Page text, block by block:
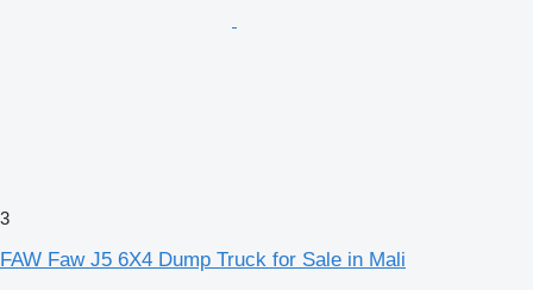
3
FAW Faw J5 6X4 Dump Truck for Sale in Mali